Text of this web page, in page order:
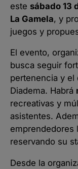
este sábado 13
La Gamela, y
juegos y
El evento,
busca seguir
pertenencia y el
Diadema. Habrá
recreativas y
asistentes.
emprendedores
reservando su
Desde la